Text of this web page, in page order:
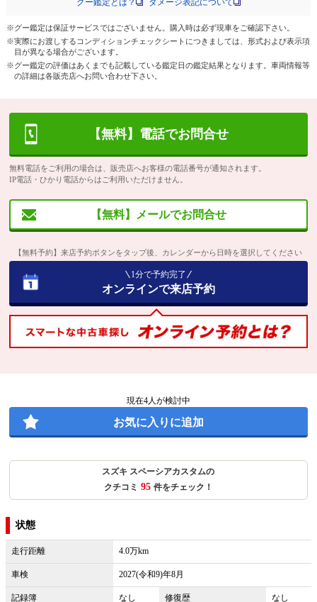
※グー鑑定は保証サービスではございません。購入時は必ず現車をご確認下さい。
※実際にお渡しするコンディションチェックシートにつきましては、形式および表示項
目が異なる場合がございます。
※グー鑑定の評価はあくまでも記載している鑑定日の鑑定結果となります。車両情報等
の詳細は各販売店へお問い合わせ下さい。
【無料】電話でお問合せ
無料電話をご利用の場合は、販売店へお客様の電話番号が通知されます。
IP電話・ひかり電話からはご利用いただけません。
【無料】メールでお問合せ
【無料予約】来店予約ボタンをタップ後、カレンダーから日時を選択してください
1分で予約完了
オンラインで来店予約
現在4人が検討中
お気に入りに追加
スズキ スペーシアカスタムの
クチコミ 95 件をチェック！
状態
走行距離 4.0万km
車検 2027(令和9)年8月
記録簿 なし 修復歴 なし